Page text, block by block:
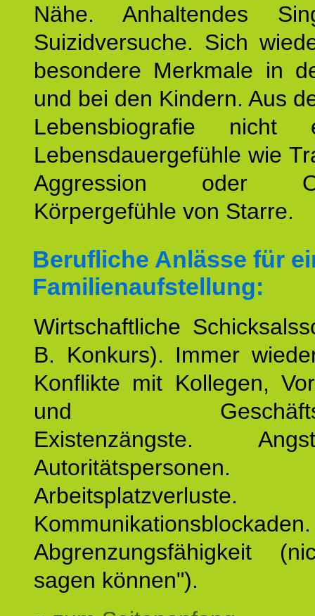
Nähe. Anhaltendes
Suizidversuche. Sich
besondere Merkmale in
und bei den Kindern. Aus
Lebensbiografie nicht
Lebensdauergefühle wie
Aggression oder
Körpergefühle von Starre.
Berufliche Anlässe für
Familienaufstellung:
Wirtschaftliche
B. Konkurs). Immer
Konflikte mit Kollegen,
und
Existenzängste.
Autoritätspersonen.
Arbeitsplatzverluste.
Abgrenzungsfähigkeit
sagen können").